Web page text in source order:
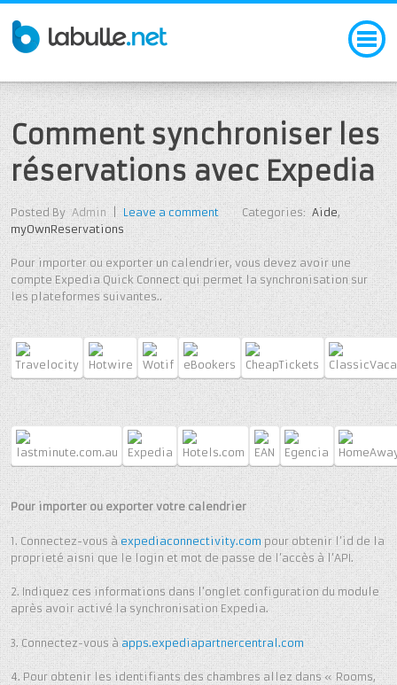
Comment synchroniser les
réservations avec Expedia
Posted By Admin | Leave a comment Categories: Aide,
myOwnReservations
Pour importer ou exporter un calendrier, vous devez avoir une
compte Expedia Quick Connect qui permet la synchronisation sur
les plateformes suivantes..
Pour importer ou exporter votre calendrier
1. Connectez-vous àexpediaconnectivity.compour obtenir l’id de la
proprieté aisni que le login et mot de passe de l’accès à l’API.
2. Indiquez ces informations dans l’onglet configuration du module
après avoir activé la synchronisation Expedia.
3. Connectez-vous àapps.expediapartnercentral.com
4. Pour obtenir les identifiants des chambres allez dans « Rooms,